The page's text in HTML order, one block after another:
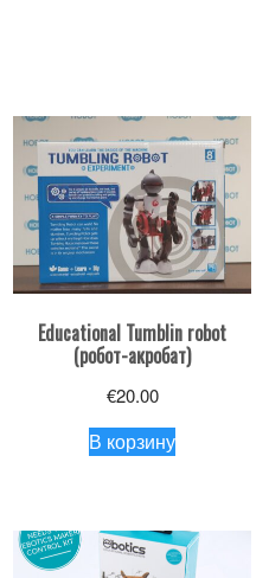
Educational Tumblin robot
(робот-акробат)
€20.00
В корзину